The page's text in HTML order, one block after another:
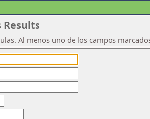
Results
Al menos uno de los campos